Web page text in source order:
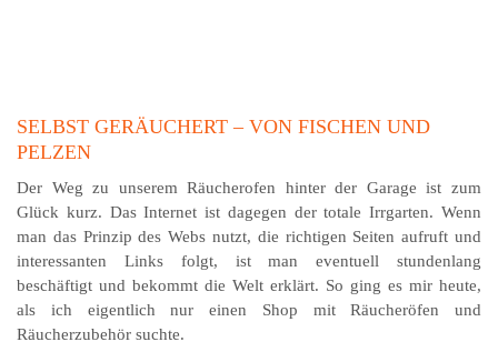
SELBST GERÄUCHERT – VON FISCHEN UND
PELZEN
Der Weg zu unserem Räucherofen hinter der Garage ist zum
Glück kurz. Das Internet ist dagegen der totale Irrgarten. Wenn
man das Prinzip des Webs nutzt, die richtigen Seiten aufruft und
interessanten Links folgt, ist man eventuell stundenlang
beschäftigt und bekommt die Welt erklärt. So ging es mir heute,
als ich eigentlich nur einen Shop mit Räucheröfen und
Räucherzubehör suchte.